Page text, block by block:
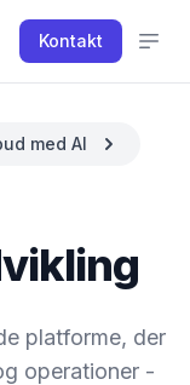
Kontakt
med AI
platforme, der
operationer -